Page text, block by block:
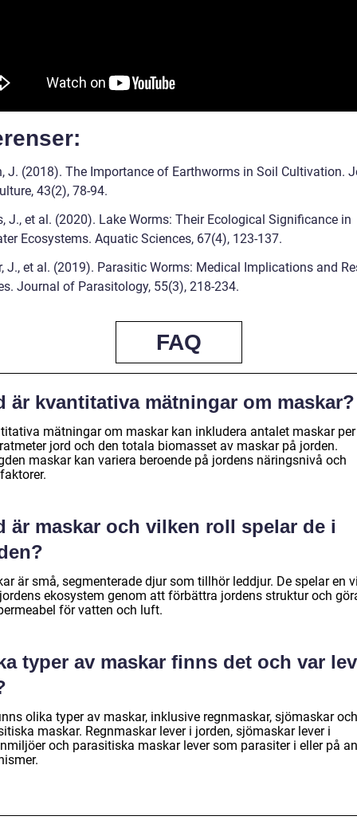
J. (2018). The Importance of Earthworms in Soil Cultivation.
43(2), 78-94.
J., et al. (2020). Lake Worms: Their Ecological Significance in
Ecosystems. Aquatic Sciences, 67(4), 123-137.
J., et al. (2019). Parasitic Worms: Medical Implications and
Journal of Parasitology, 55(3), 218-234.
FAQ
är kvantitativa mätningar om maskar?
mätningar om maskar kan inkludera antalet maskar per
jord och den totala biomasset av maskar på jorden.
maskar kan variera beroende på jordens näringsnivå och
är maskar och vilken roll spelar de i
är små, segmenterade djur som tillhör leddjur. De spelar en
ekosystem genom att förbättra jordens struktur och
för vatten och luft.
typer av maskar finns det och var
olika typer av maskar, inklusive regnmaskar, sjömaskar och
maskar. Regnmaskar lever i jorden, sjömaskar lever i
och parasitiska maskar lever som parasiter i eller på